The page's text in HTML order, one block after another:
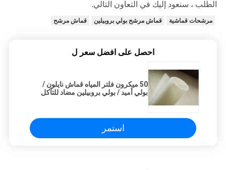
الطلب ، سنعود إليك في التعاون التالي.
مرشحات قماشية قماش مرشح بولي بروبيلين قماش مرشح
احصل على افضل سعر ل
50 ميكرون فلتر المياه قماش نايلون /
بولي أميد / بولي بروبيلين مضاد للتآكل
استمر